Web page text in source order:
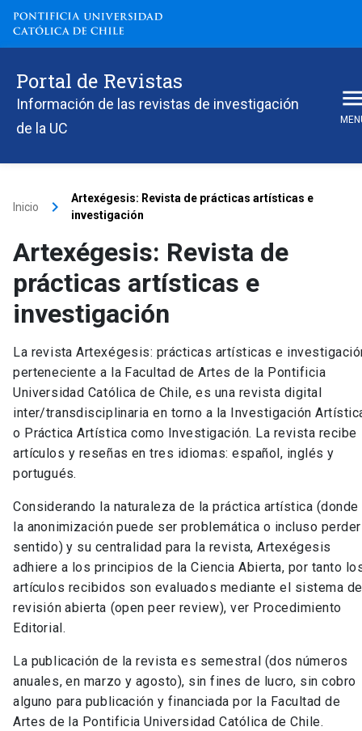
Portal de Revistas
Información de las revistas de investigación
de la UC
Inicio keyboard_arrow_right
Artexégesis: Revista de prácticas artísticas e
investigación
Artexégesis: Revista de
prácticas artísticas e
investigación
La revista Artexégesis: prácticas artísticas e
perteneciente a la Facultad de Artes de la Pontificia
Universidad Católica de Chile, es una revista digital
inter/transdisciplinaria en torno a la Investigación
o Práctica Artística como Investigación. La revista recibe
artículos y reseñas en tres idiomas: español, inglés y
portugués.
Considerando la naturaleza de la práctica artística (donde
la anonimización puede ser problemática o incluso perder
sentido) y su centralidad para la revista, Artexégesis
adhiere a los principios de la Ciencia Abierta, por tanto
artículos recibidos son evaluados mediante el sistema de
revisión abierta (open peer review), ver Procedimiento
Editorial.
La publicación de la revista es semestral (dos números
anuales, en marzo y agosto), sin fines de lucro, sin cobro
alguno para publicación y financiada por la Facultad de
Artes de la Pontificia Universidad Católica de Chile.